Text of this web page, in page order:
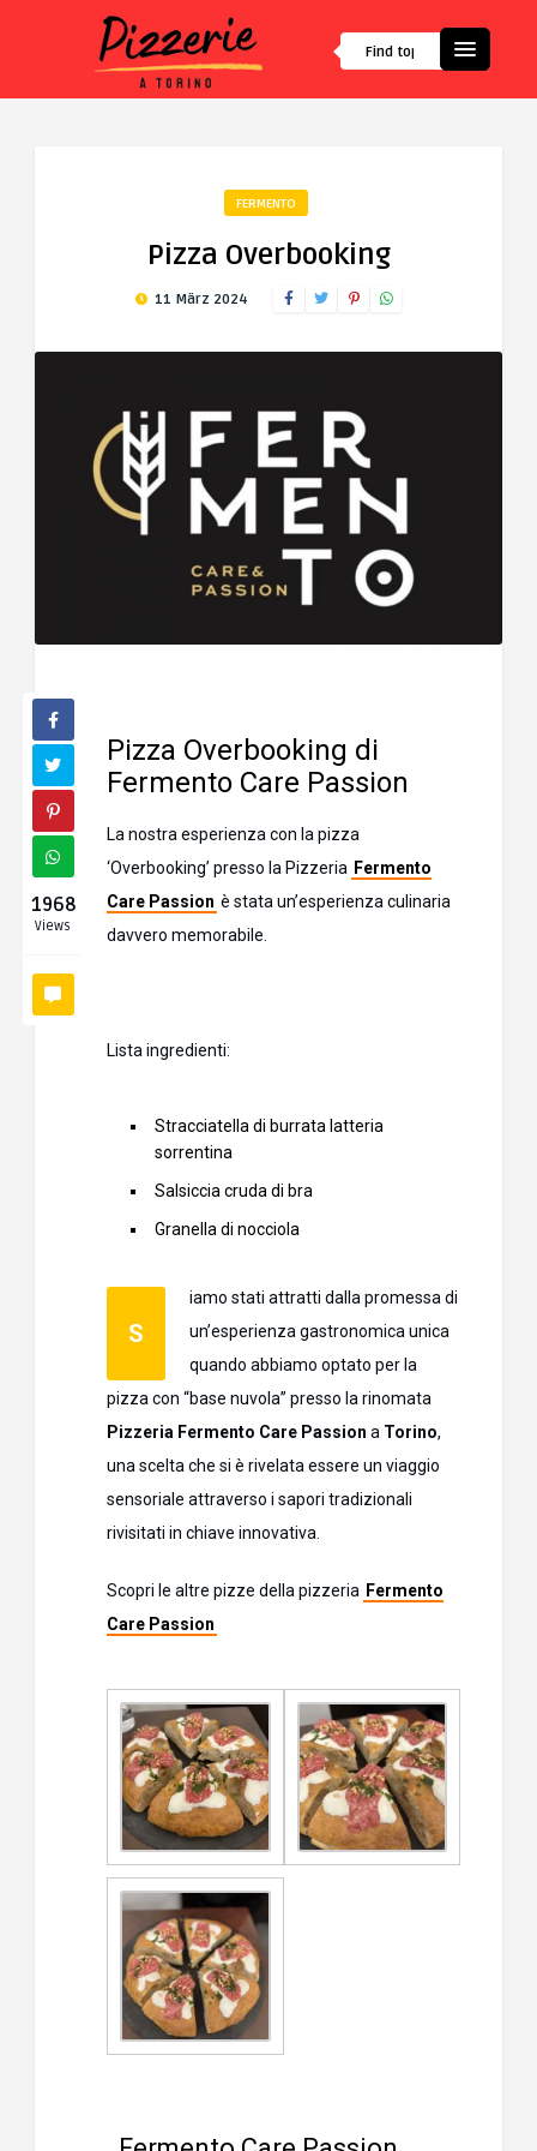
FERMENTO
Pizza Overbooking
11 März 2024
1968
Views
Pizza Overbooking di
Fermento Care Passion
La nostra esperienza con la pizza
‘Overbooking’ presso la Pizzeria Fermento
Care Passion è stata un’esperienza culinaria
davvero memorabile.
Lista ingredienti:
Stracciatella di burrata latteria
sorrentina
Salsiccia cruda di bra
Granella di nocciola
S
iamo stati attratti dalla promessa di
un’esperienza gastronomica unica
quando abbiamo optato per la
pizza con “base nuvola” presso la rinomata
Pizzeria Fermento Care Passion a Torino,
una scelta che si è rivelata essere un viaggio
sensoriale attraverso i sapori tradizionali
rivisitati in chiave innovativa.
Scopri le altre pizze della pizzeria Fermento
Care Passion